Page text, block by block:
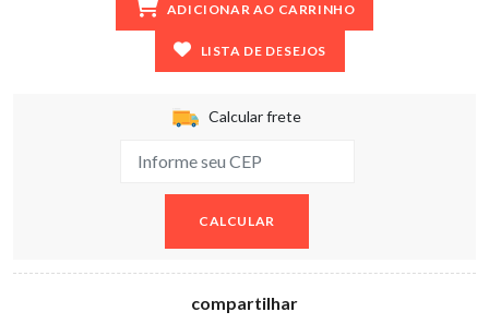
ADICIONAR AO CARRINHO
LISTA DE DESEJOS
Calcular frete
CALCULAR
compartilhar